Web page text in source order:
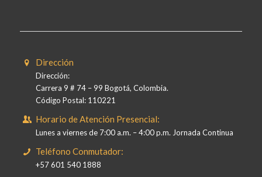
Dirección
Dirección:
Carrera 9 # 74 – 99 Bogotá, Colombia.
Código Postal: 110221
Horario de Atención Presencial:
Lunes a viernes de 7:00 a.m. – 4:00 p.m. Jornada Continua
Teléfono Conmutador:
+57 601 540 1888